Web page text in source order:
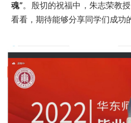
魂”。 殷切的祝福中，朱志荣教
看看，期待能够分享同学们成功